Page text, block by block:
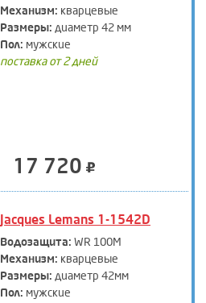
Механизм: кварцевые
Размеры: диаметр 42 мм
Пол: мужские
поставка от 2 дней
17 720
Jacques Lemans 1-1542D
Водозащита: WR 100M
Механизм: кварцевые
Размеры: диаметр 42мм
Пол: мужские